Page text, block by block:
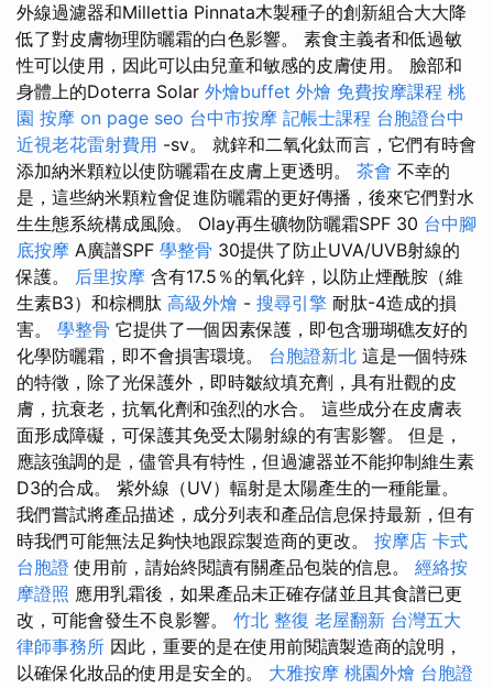
外線過濾器和Millettia Pinnata木製種子的創新組合大大降
低了對皮膚物理防曬霜的白色影響。 素食主義者和低過敏
性可以使用，因此可以由兒童和敏感的皮膚使用。 臉部和
身體上的Doterra Solar 外燴buffet 外燴 免費按摩課程 桃
園 按摩 on page seo 台中市按摩 記帳士課程 台胞證台中
近視老花雷射費用 -sv。 就鋅和二氧化鈦而言，它們有時會
添加納米顆粒以使防曬霜在皮膚上更透明。 茶會 不幸的
是，這些納米顆粒會促進防曬霜的更好傳播，後來它們對水
生生態系統構成風險。 Olay再生礦物防曬霜SPF 30 台中腳
底按摩 A廣譜SPF 學整骨 30提供了防止UVA/UVB射線的
保護。 后里按摩 含有17.5％的氧化鋅，以防止煙酰胺（維
生素B3）和棕櫚肽 高級外燴 - 搜尋引擎 耐肽-4造成的損
害。 學整骨 它提供了一個因素保護，即包含珊瑚礁友好的
化學防曬霜，即不會損害環境。 台胞證新北 這是一個特殊
的特徵，除了光保護外，即時皺紋填充劑，具有壯觀的皮
膚，抗衰老，抗氧化劑和強烈的水合。 這些成分在皮膚表
面形成障礙，可保護其免受太陽射線的有害影響。 但是，
應該強調的是，儘管具有特性，但過濾器並不能抑制維生素
D3的合成。 紫外線（UV）輻射是太陽產生的一種能量。
我們嘗試將產品描述，成分列表和產品信息保持最新，但有
時我們可能無法足夠快地跟踪製造商的更改。 按摩店 卡式
台胞證 使用前，請始終閱讀有關產品包裝的信息。 經絡按
摩證照 應用乳霜後，如果產品未正確存儲並且其食譜已更
改，可能會發生不良影響。 竹北 整復 老屋翻新 台灣五大
律師事務所 因此，重要的是在使用前閱讀製造商的說明，
以確保化妝品的使用是安全的。 大雅按摩 桃園外燴 台胞證